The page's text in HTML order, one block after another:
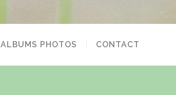
ALBUMS PHOTOS CONTACT